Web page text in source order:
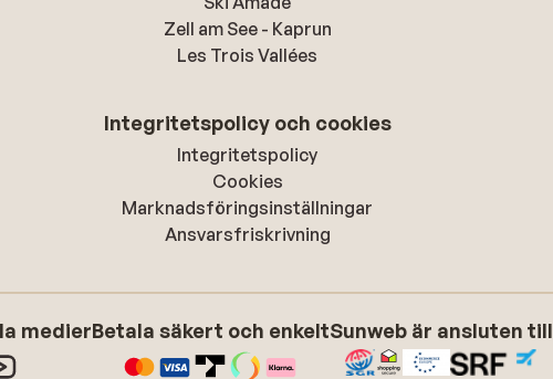
Zell am See - Kaprun
Les Trois Vallées
Integritetspolicy och cookies
Integritetspolicy
Cookies
Marknadsföringsinställningar
Ansvarsfriskrivning
medierBetala säkert och enkeltSunweb är ansluten till